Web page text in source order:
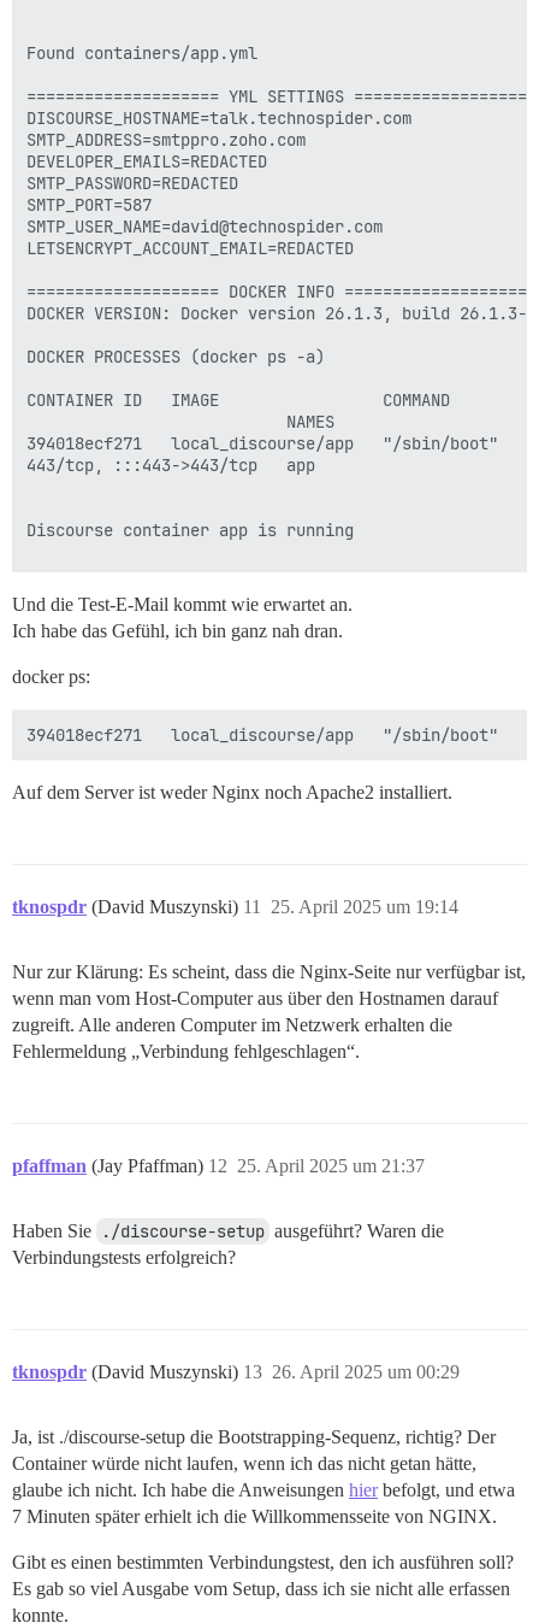
Found containers/app.yml
==================== YML SETTINGS
DISCOURSE_HOSTNAME=talk.technospider.com
SMTP_ADDRESS=smtppro.zoho.com
DEVELOPER_EMAILS=REDACTED
SMTP_PASSWORD=REDACTED
SMTP_PORT=587
SMTP_USER_NAME=david@technospider.com
LETSENCRYPT_ACCOUNT_EMAIL=REDACTED
==================== DOCKER INFO ====================
DOCKER VERSION: Docker version 26.1.3, build 26.1.3-
DOCKER PROCESSES (docker ps -a)
CONTAINER ID   IMAGE
                           NAMES
394018ecf271   local_discourse/app   "/sbin/boot"
443/tcp, :::443->443/tcp   app
Discourse container app is running
==================== PLUGINS ====================
- git clone https://github.com/discourse/
========================================
Discourse version at localhost: NOT FOUND
RAM (MB): 4055
Mem:            3867        1695         174
Swap:           3866          98        3768
==================== DISK SPACE CHECK
---------- OS Disk Space ----------
Disk /dev/loop0: 44.45 MiB, 46604288 bytes, 91024
Units: sectors of 1 * 512 = 512 bytes
I/O size (minimum/optimal): 512 bytes / 512 bytes
Disk /dev/loop1: 73.89 MiB, 77475840 bytes, 151320
Disk /dev/loop2: 144.46 MiB, 151478272 bytes, 295856
I/O size (minimum/optimal): 512 bytes / 512 bytes
Disk /dev/sda: 40 GiB, 42949672960 bytes, 83886080
Disk model: VMware Virtual S
Units: sectors of 1 * 512 = 512 bytes
I/O size (minimum/optimal): 512 bytes / 512 bytes
Disklabel type: gpt
Disk identifier: 57115BC0-AFA9-4902-9910-BB09315092BA
Und die Test-E-Mail kommt wie erwartet an.
Ich habe das Gefühl, ich bin ganz nah dran.
docker ps:
Auf dem Server ist weder Nginx noch Apache2 installiert.
tknospdr (David Muszynski) 25. April 2025 um 19:14
11
Nur zur Klärung: Es scheint, dass die Nginx-Seite nur verfügbar ist,
wenn man vom Host-Computer aus über den Hostnamen darauf
zugreift. Alle anderen Computer im Netzwerk erhalten die
Fehlermeldung „Verbindung fehlgeschlagen“.
pfaffman (Jay Pfaffman) 25. April 2025 um 21:37
12
Haben Sie ./discourse-setup ausgeführt? Waren die
Verbindungstests erfolgreich?
tknospdr (David Muszynski) 26. April 2025 um 00:29
13
Ja, ist ./discourse-setup die Bootstrapping-Sequenz, richtig? Der
Container würde nicht laufen, wenn ich das nicht getan hätte,
glaube ich nicht. Ich habe die Anweisungen hierbefolgt, und etwa
7 Minuten später erhielt ich die Willkommensseite von NGINX.
Gibt es einen bestimmten Verbindungstest, den ich ausführen soll?
Es gab so viel Ausgabe vom Setup, dass ich sie nicht alle erfassen
konnte.